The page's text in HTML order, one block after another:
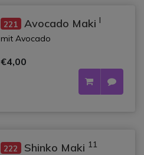
221 Avocado Maki l
mit Avocado
€4,00
222 Shinko Maki 11